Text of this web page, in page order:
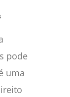
pode
uma